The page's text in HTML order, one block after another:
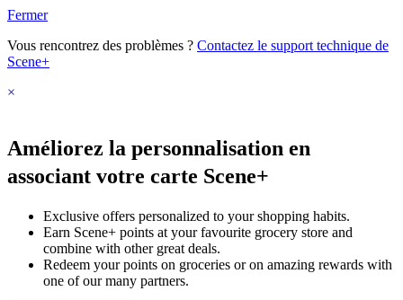
Fermer
Vous rencontrez des problèmes ? Contactez le support technique de
Scene+
×
Améliorez la personnalisation en
associant votre carte Scene+
Exclusive offers personalized to your shopping habits.
Earn Scene+ points at your favourite grocery store and
combine with other great deals.
Redeem your points on groceries or on amazing rewards with
one of our many partners.